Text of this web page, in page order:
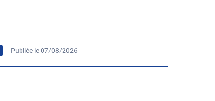
Publiée le 07/08/2026